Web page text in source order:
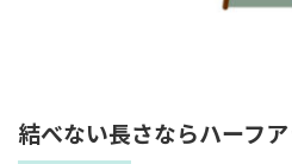
結べない長さならハーフ